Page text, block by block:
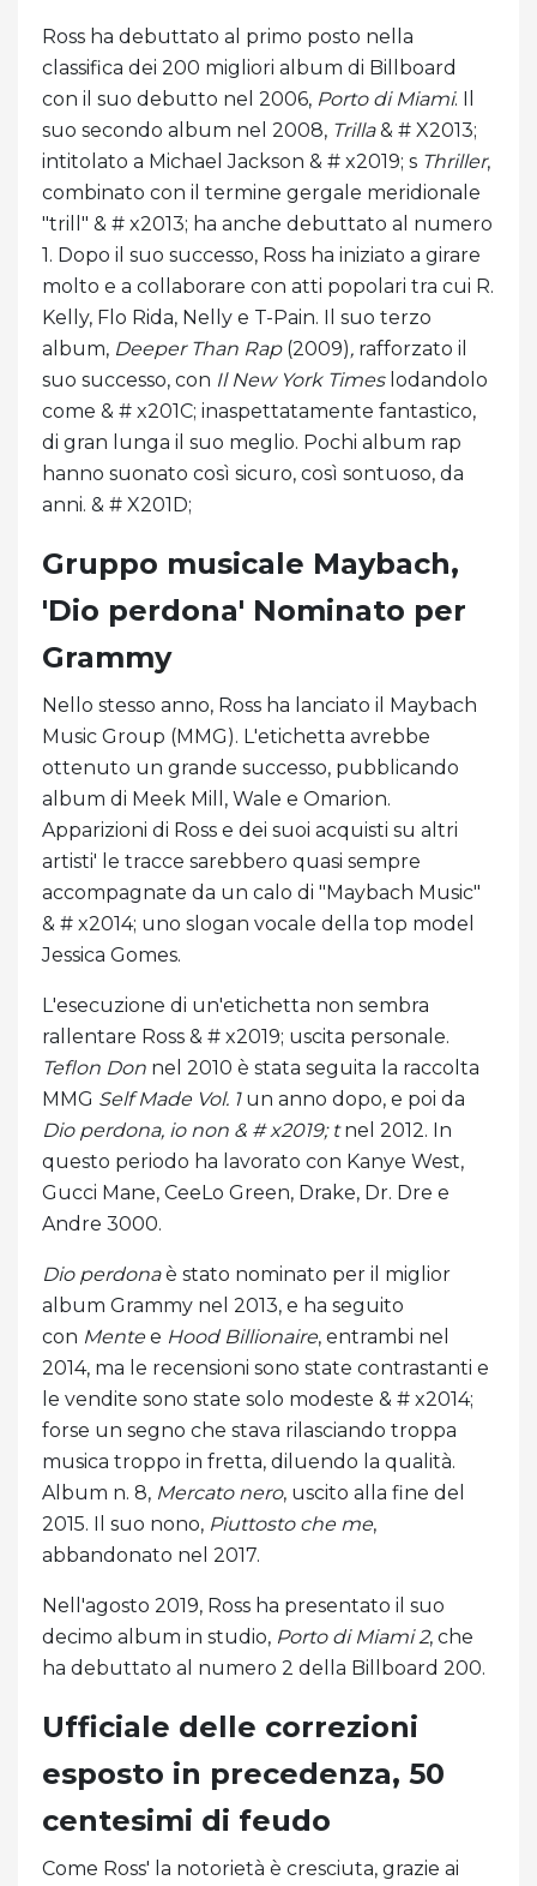
Ross ha debuttato al primo posto nella
classifica dei 200 migliori album di Billboard
con il suo debutto nel 2006, Porto di Miami. Il
suo secondo album nel 2008, Trilla& # X2013;
intitolato a Michael Jackson & # x2019; s Thriller,
combinato con il termine gergale meridionale
"trill" & # x2013; ha anche debuttato al numero
1. Dopo il suo successo, Ross ha iniziato a girare
molto e a collaborare con atti popolari tra cui R.
Kelly, Flo Rida, Nelly e T-Pain. Il suo terzo
album, Deeper Than Rap (2009), rafforzato il
suo successo, con Il New York Timeslodandolo
come & # x201C; inaspettatamente fantastico,
di gran lunga il suo meglio. Pochi album rap
hanno suonato così sicuro, così sontuoso, da
anni. & # X201D;
Gruppo musicale Maybach,
'Dio perdona' Nominato per
Grammy
Nello stesso anno, Ross ha lanciato il Maybach
Music Group (MMG). L'etichetta avrebbe
ottenuto un grande successo, pubblicando
album di Meek Mill, Wale e Omarion.
Apparizioni di Ross e dei suoi acquisti su altri
artisti' le tracce sarebbero quasi sempre
accompagnate da un calo di "Maybach Music"
& # x2014; uno slogan vocale della top model
Jessica Gomes.
L'esecuzione di un'etichetta non sembra
rallentare Ross & # x2019; uscita personale.
Teflon Don nel 2010 è stata seguita la raccolta
MMG Self Made Vol. 1un anno dopo, e poi da
Dio perdona, io non & # x2019; tnel 2012. In
questo periodo ha lavorato con Kanye West,
Gucci Mane, CeeLo Green, Drake, Dr. Dre e
Andre 3000.
Dio perdonaè stato nominato per il miglior
album Grammy nel 2013, e ha seguito
con Mentee Hood Billionaire, entrambi nel
2014, ma le recensioni sono state contrastanti e
le vendite sono state solo modeste & # x2014;
forse un segno che stava rilasciando troppa
musica troppo in fretta, diluendo la qualità.
Album n. 8, Mercato nero, uscito alla fine del
2015. Il suo nono, Piuttosto che me,
abbandonato nel 2017.
Nell'agosto 2019, Ross ha presentato il suo
decimo album in studio, Porto di Miami 2, che
ha debuttato al numero 2 della Billboard 200.
Ufficiale delle correzioni
esposto in precedenza, 50
centesimi di feudo
Come Ross' la notorietà è cresciuta, grazie ai